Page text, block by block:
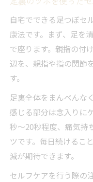
自宅でできる足つぼセ
康法です。まず、足を
で座ります。親指の付
辺を、親指や指の関節
す。
足裏全体をまんべんな
感じる部分は念入りに
秒～20秒程度、痛気持
ツです。毎日続けるこ
減が期待できます。
セルフケアを行う際の